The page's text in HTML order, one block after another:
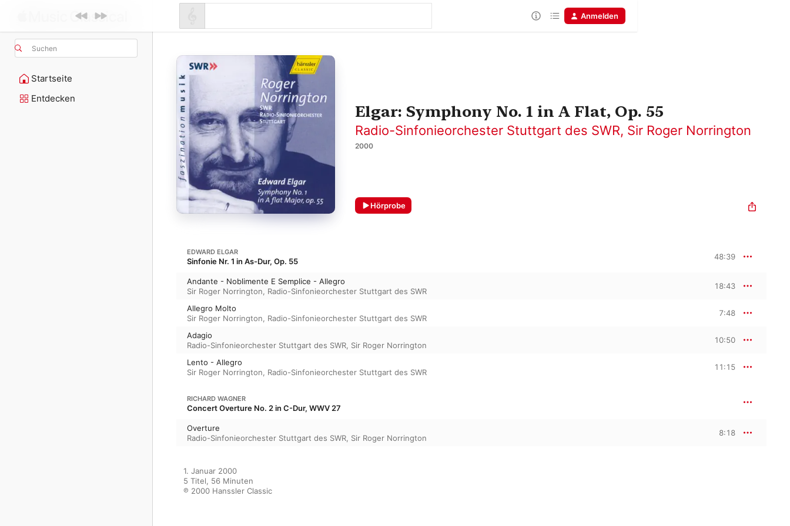
Suchen
Startseite
Entdecken
Anmelden
Elgar: Symphony No. 1 in A Flat, Op. 55
Radio-Sinfonieorchester Stuttgart des SWR, Sir Roger Norrington
2000
Hörprobe
EDWARD ELGAR
Sinfonie Nr. 1 in As-Dur, Op. 55 48:39
Andante - Noblimente E Semplice - Allegro
Sir Roger Norrington, Radio-Sinfonieorchester Stuttgart des SWR
18:43
Allegro Molto
Sir Roger Norrington, Radio-Sinfonieorchester Stuttgart des SWR
7:48
Adagio
Radio-Sinfonieorchester Stuttgart des SWR, Sir Roger Norrington
10:50
Lento - Allegro
Sir Roger Norrington, Radio-Sinfonieorchester Stuttgart des SWR
11:15
RICHARD WAGNER
Concert Overture No. 2 in C-Dur, WWV 27
Overture
Radio-Sinfonieorchester Stuttgart des SWR, Sir Roger Norrington
8:18
1. Januar 2000
5 Titel, 56 Minuten
℗ 2000 Hanssler Classic